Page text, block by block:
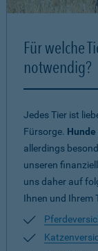
Für welche
notwendig?
Jedes Tier ist
Fürsorge.
allerdings
unseren
uns daher auf
Ihnen und Ihrem